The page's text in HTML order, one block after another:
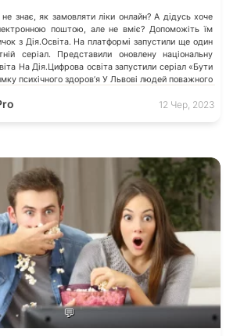
знає, як замовляти ліки онлайн? А дідусь хоче
поштою, але не вміє? Допоможіть їм
з Дія.Освіта. На платформі запустили ще один
серіал. Представили оновлену національну
На Дія.Цифрова освіта запустили серіал «Бути
психічного здоров’я У Львові людей поважного
12 Чер, 2023
💬